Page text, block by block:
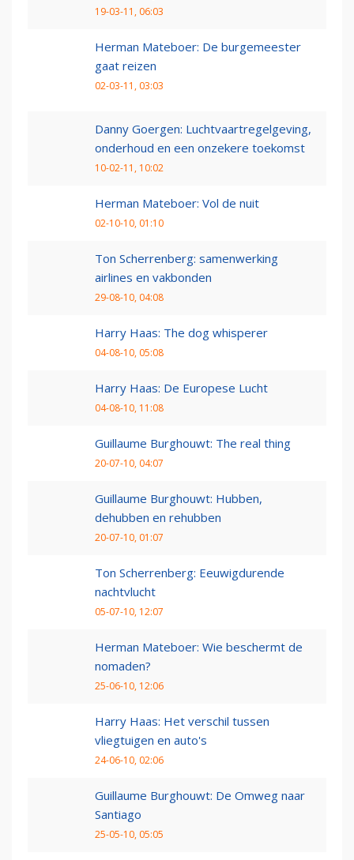
19-03-11, 06:03
Herman Mateboer: De burgemeester
gaat reizen
02-03-11, 03:03
Danny Goergen: Luchtvaartregelgeving,
onderhoud en een onzekere toekomst
10-02-11, 10:02
Herman Mateboer: Vol de nuit
02-10-10, 01:10
Ton Scherrenberg: samenwerking
airlines en vakbonden
29-08-10, 04:08
Harry Haas: The dog whisperer
04-08-10, 05:08
Harry Haas: De Europese Lucht
04-08-10, 11:08
Guillaume Burghouwt: The real thing
20-07-10, 04:07
Guillaume Burghouwt: Hubben,
dehubben en rehubben
20-07-10, 01:07
Ton Scherrenberg: Eeuwigdurende
nachtvlucht
05-07-10, 12:07
Herman Mateboer: Wie beschermt de
nomaden?
25-06-10, 12:06
Harry Haas: Het verschil tussen
vliegtuigen en auto's
24-06-10, 02:06
Guillaume Burghouwt: De Omweg naar
Santiago
25-05-10, 05:05